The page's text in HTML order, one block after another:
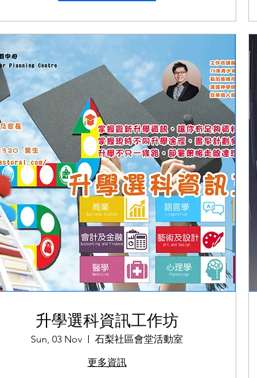
升學選科資訊工作坊
Sun, 03 Nov
石梨社區會堂活動室
更多資訊